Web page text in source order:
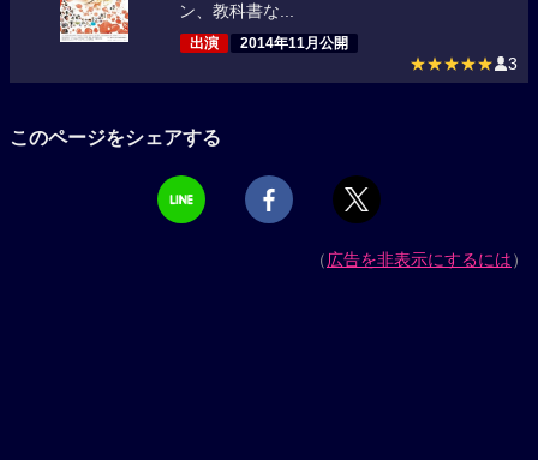
ン、教科書な...
出演 2014年11月公開
★★★★★ 3
このページをシェアする
（広告を非表示にするには）